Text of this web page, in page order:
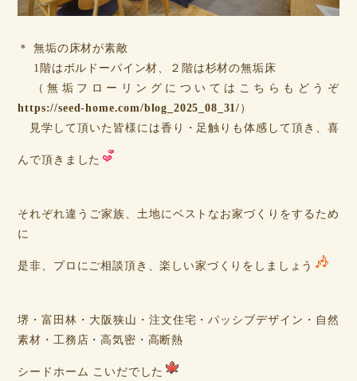
＊ 無垢の床材が素敵
1階はボルドーパイン材、２階は杉材の無垢床
（無垢フローリングについてはこちらもどうぞ
https://seed-home.com/blog_2025_08_31/ ）
見学して頂いた皆様には香り・足触りも体感して頂き、喜
んで頂きました
それぞれ違うご家族、土地にベストなお家づくりをするため
に
是非、プロにご相談頂き、楽しい家づくりをしましょう
堺・富田林・大阪狭山・注文住宅・パッシブデザイン・自然
素材・工務店・高気密・高断熱
シードホーム こいだでした